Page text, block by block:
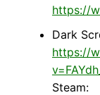
https://
Dark
https://
Steam: